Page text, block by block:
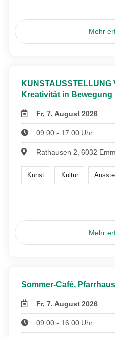
Mehr
KUNSTAUSSTELLUNG
Kreativität in Bewegung
Fr, 7. August 2026
09:00 - 17:00 Uhr
Rathausen 2, 6032
Kunst Kultur
Mehr
Sommer-Café,
Fr, 7. August 2026
09:00 - 16:00 Uhr